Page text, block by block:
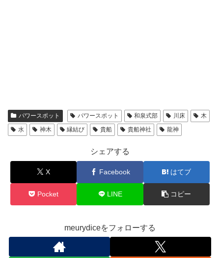
パワースポット パワースポット 和泉式部 川床
木
水
神木 縁結び 貴船 貴船神社 龍神
シェアする
X Facebook はてブ
Pocket LINE コピー
meurydiceをフォローする